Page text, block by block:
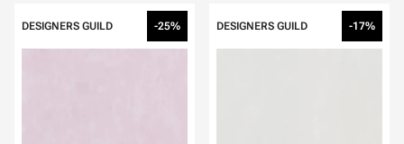
DESIGNERS GUILD -25% DESIGNERS GUILD -17%